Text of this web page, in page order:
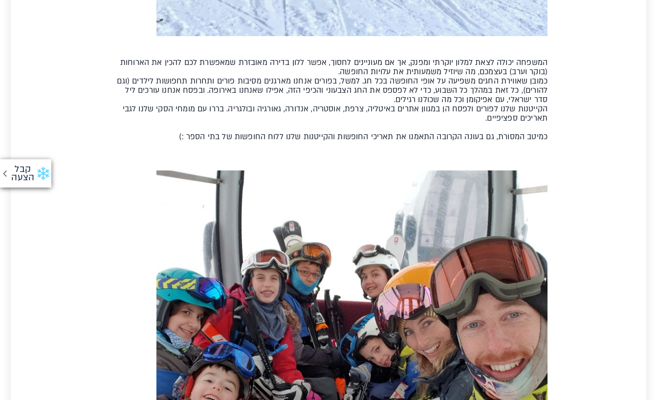
קבל
הצעה
המשפחה יכולה לצאת למלון יוקרתי ומפנק, אך אם מעוניינים לחסוך, אפשר ללון בדירה מאובזרת שמאפשרת לכם להכין את הארוחות
(בוקר וערב) בעצמכם, מה שיוזיל משמעותית את עלויות החופשה.
כמובן שאווירת החגים משפיעה על אופי החופשה בכל חג. למשל, בפורים אנחנו מארגנים מסיבות פורים ותחרות תחפושות לילדים (וגם
להורים), כל זאת במהלך כל השבוע, כדי לא לפספס את החג הצבעוני והכיפי הזה, אפילו שאנחנו באירופה. ובפסח אנחנו עורכים ליל
סדר ישראלי, עם אפיקומן וכל מה שכולנו רגילים.
הקייטנות שלנו לפורים ולפסח הן במגוון אתרים באיטליה, צרפת, אוסטריה, אנדורה, גאורגיה ובולגריה. בררו עם מומחי הסקי שלנו לגבי
תאריכים ספציפיים.
כמיטב המסורת, גם בעונה הקרובה התאמנו את תאריכי החופשות והקייטנות שלנו ללוח החופשות של בתי הספר :)